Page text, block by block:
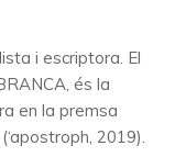
i escriptora. El
és la
en la premsa
2019).